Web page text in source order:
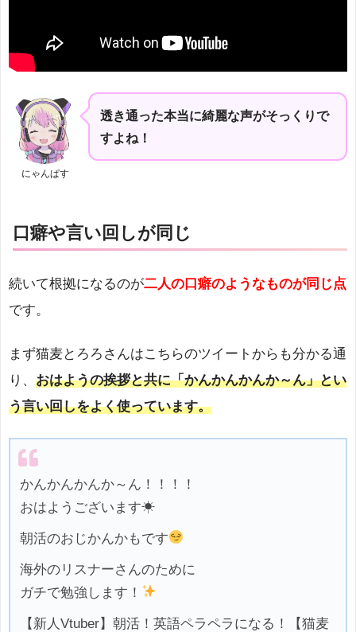
にゃんぱす
透き通った本当に綺麗な声がそっくりで
すよね！
口癖や言い回しが同じ
続いて根拠になるのが二人の口癖のようなものが同じ点
です。
まず猫麦とろろさんはこちらのツイートからも分かる通
り、 おはようの挨拶と共に「かんかんかんか～ん」とい
う言い回しをよく使っています。
かんかんかんか～ん！！！！
おはようございます☀
朝活のおじかんかもです
海外のリスナーさんのために
ガチで勉強します！
【新人Vtuber】朝活！英語ペラペラになる！【猫麦